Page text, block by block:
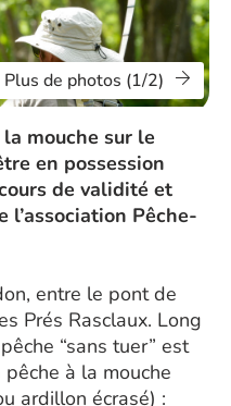
Plus de photos (1/2)
mouche sur le
en possession
de validité et
l’association Pêche-
entre le pont de
Prés Rasclaux. Long
“sans tuer” est
à la mouche
ardillon écrasé) :